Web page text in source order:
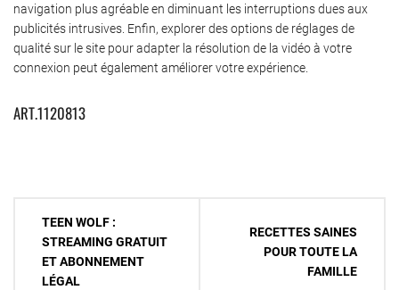
navigation plus agréable en diminuant les interruptions dues aux
publicités intrusives. Enfin, explorer des options de réglages de
qualité sur le site pour adapter la résolution de la vidéo à votre
connexion peut également améliorer votre expérience.
ART.1120813
Navigation
l’article
TEEN WOLF :
STREAMING GRATUIT
ET ABONNEMENT
LÉGAL
RECETTES SAINES
POUR TOUTE LA
FAMILLE